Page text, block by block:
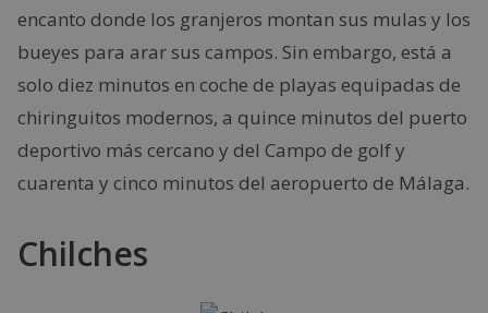
encanto donde los granjeros montan sus mulas y los
bueyes para arar sus campos. Sin embargo, está a
solo diez minutos en coche de playas equipadas de
chiringuitos modernos, a quince minutos del puerto
deportivo más cercano y del Campo de golf y
cuarenta y cinco minutos del aeropuerto de Málaga.
Chilches